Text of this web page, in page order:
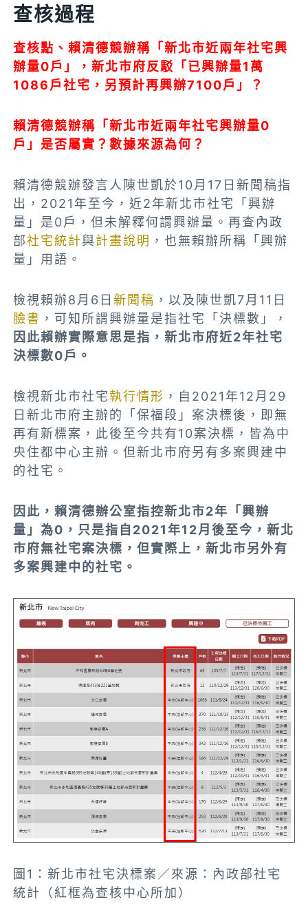
查核過程
查核點、賴清德競辦稱「新北市近兩年社宅興
辦量0戶」，新北市府反駁「已興辦量1萬
1086戶社宅，另預計再興辦7100戶」？
賴清德競辦稱「新北市近兩年社宅興辦量0
戶」是否屬實？數據來源為何？
賴清德競辦發言人陳世凱於10月17日新聞稿指
出，2021年至今，近2年新北市社宅「興辦
量」是0戶，但未解釋何謂興辦量。再查內政
部社宅統計與計畫說明 ，也無賴辦所稱「興辦
量」用語。
檢視賴辦8月6日新聞稿 ，以及陳世凱7月11日
臉書 ，可知所謂興辦量是指社宅「決標數」，
因此賴辦實際意思是指，新北市府近2年社宅
決標數0戶。
檢視新北市社宅執行情形 ，自2021年12月29
日新北市府主辦的「保福段」案決標後，即無
再有新標案，此後至今共有10案決標，皆為中
央住都中心主辦。但新北市府另有多案興建中
的社宅。
因此，賴清德辦公室指控新北市2年「興辦
量」為0，只是指自2021年12月後至今，新北
市府無社宅案決標，但實際上，新北市另外有
多案興建中的社宅。
圖1：新北市社宅決標案／來源：內政部社宅
統計（紅框為查核中心所加）